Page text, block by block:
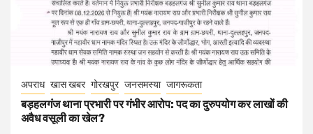
अपराध खास खबर गोरखपुर जनसमस्या जागरूकता
बड़हलगंज थाना प्रभारी पर गंभीर आरोप: पद का दुरुपयोग कर लाखों की
अवैध वसूली का खेल?